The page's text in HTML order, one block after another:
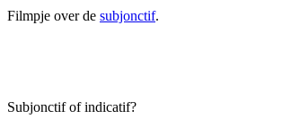
Filmpje over de subjonctif.
Subjonctif of indicatif?